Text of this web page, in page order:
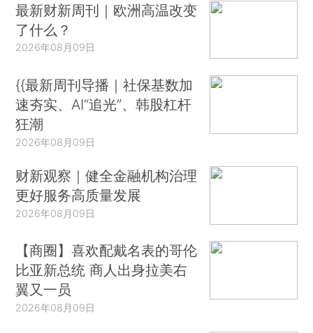
最新财新周刊｜欧洲高温改变
了什么？
2026年08月09日
{{最新周刊导播｜社保基数加
速夯实、AI“追光”、韩股杠杆
狂潮
2026年08月09日
财新观察｜健全金融机构治理
更好服务高质量发展
2026年08月09日
【商圈】喜欢配戴名表的哥伦
比亚新总统 商人出身拉美右
翼又一员
2026年08月09日